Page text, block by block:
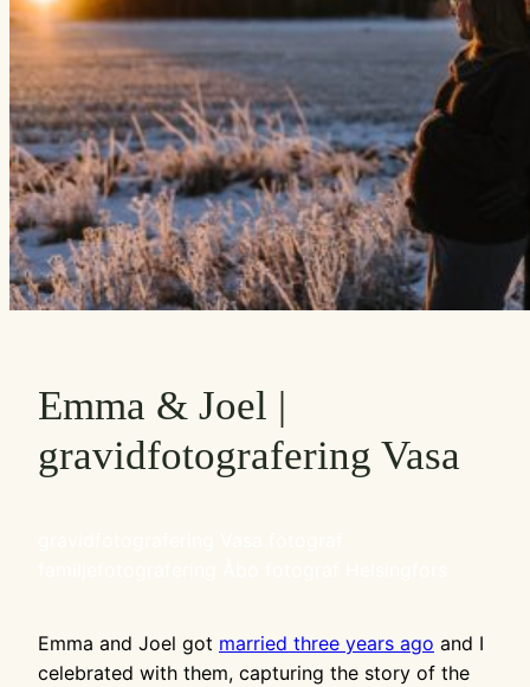
Emma & Joel |
gravidfotografering Vasa
Emma and Joel got married three years ago and I
celebrated with them, capturing the story of the